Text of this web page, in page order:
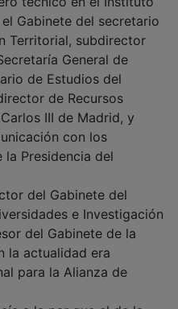
Gabinete del secretario
Territorial, subdirector
General de
de Estudios del
de Recursos
III de Madrid, y
con los
Presidencia del
del Gabinete del
e Investigación
del Gabinete de la
la actualidad era
para la Alianza de
a la par que el de la